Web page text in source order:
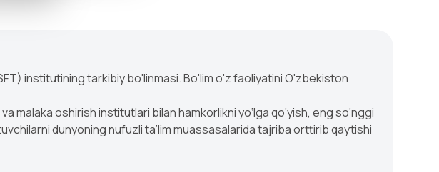
institutining tarkibiy bo'linmasi. Bo'lim o'z faoliyatini O'zbekiston
malaka oshirish institutlari bilan hamkorlikni yо‘lga qо‘yish, eng sо‘nggi
dunyoning nufuzli ta’lim muassasalarida tajriba orttirib qaytishi